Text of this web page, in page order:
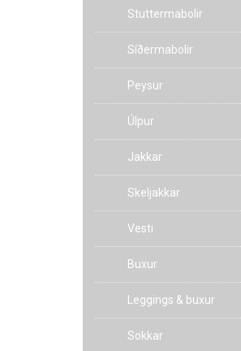
Stuttermabolir
Síðermabolir
Peysur
Úlpur
Jakkar
Skeljakkar
Vesti
Buxur
Leggings & buxur
Sokkar